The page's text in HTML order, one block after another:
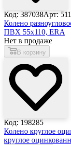
Код: 387038Арт:
Колено
ПВХ 55х110, ERA
Нет в продаже
В корзину
Код: 198285
Колено круглое
круглое